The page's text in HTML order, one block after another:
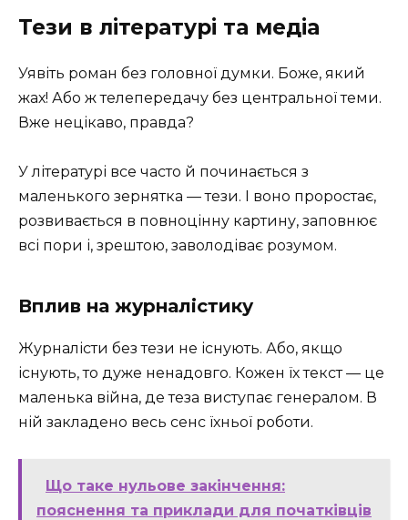
Тези в літературі та медіа
Уявіть роман без головної думки. Боже, який
жах! Або ж телепередачу без центральної теми.
Вже нецікаво, правда?
У літературі все часто й починається з
маленького зернятка — тези. І воно проростає,
розвивається в повноцінну картину, заповнює
всі пори і, зрештою, заволодіває розумом.
Вплив на журналістику
Журналісти без тези не існують. Або, якщо
існують, то дуже ненадовго. Кожен їх текст — це
маленька війна, де теза виступає генералом. В
ній закладено весь сенс їхньої роботи.
Що таке нульове закінчення:
пояснення та приклади для початківців